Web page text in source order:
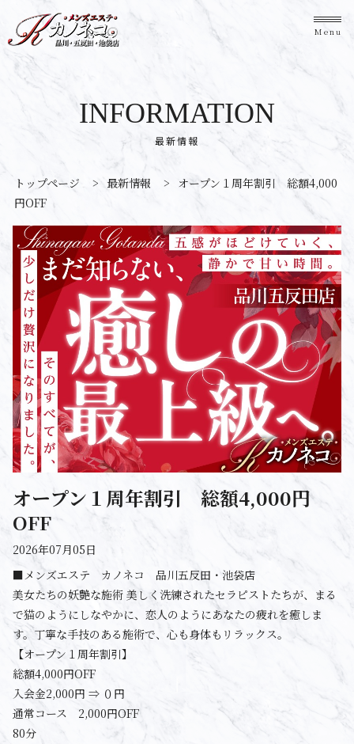
Menu
最新情報
INFORMATION
トップページ > 最新情報 > オープン１周年割引 総額4,000
円OFF
オープン１周年割引 総額4,000円
OFF
2026年07月05日
■メンズエステ カノネコ 品川五反田・池袋店
美女たちの妖艶な施術 美しく洗練されたセラピストたちが、まる
で猫のようにしなやかに、恋人のようにあなたの疲れを癒しま
す。丁寧な手技のある施術で、心も身体もリラックス。
【オープン１周年割引】
総額4,000円OFF
入会金2,000円 ⇒ ０円
通常コース 2,000円OFF
80分